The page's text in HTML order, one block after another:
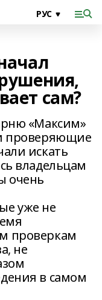
сам?
«Максим»
проверяющие
искать
владельцам
очень
уже не
проверкам
не
в самом